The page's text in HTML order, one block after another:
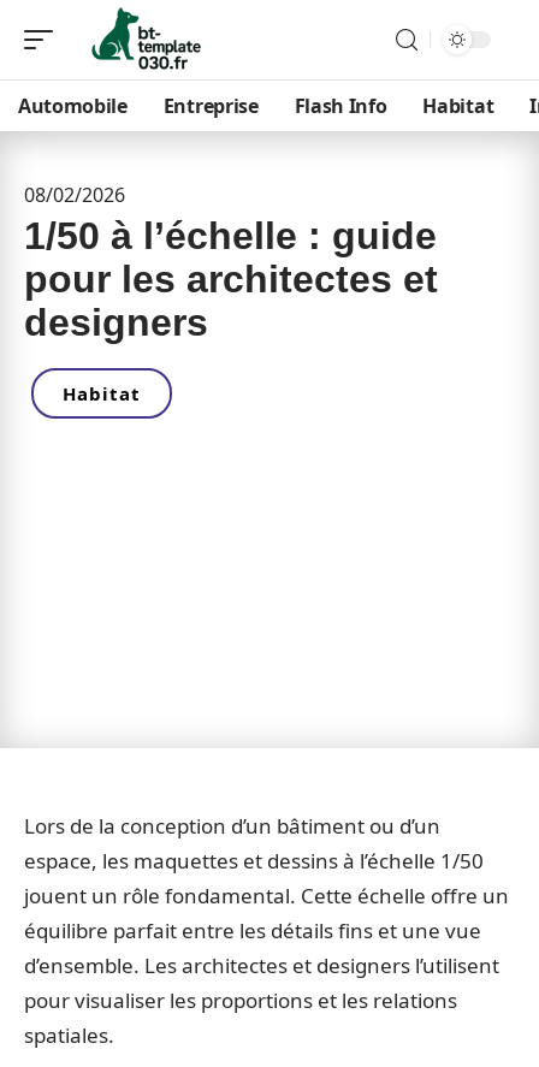
Automobile Entreprise Flash Info Habitat
08/02/2026
1/50 à l’échelle : guide
pour les architectes et
designers
Habitat
Lors de la conception d’un bâtiment ou d’un
espace, les maquettes et dessins à l’échelle 1/50
jouent un rôle fondamental. Cette échelle offre un
équilibre parfait entre les détails fins et une vue
d’ensemble. Les architectes et designers l’utilisent
pour visualiser les proportions et les relations
spatiales.